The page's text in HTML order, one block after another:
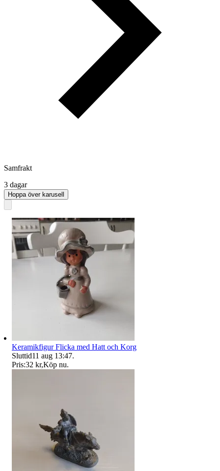
Samfrakt
3 dagar
Hoppa över karusell
Keramikfigur Flicka med Hatt och Korg
Sluttid11 aug 13:47.
Pris:32 kr,Köp nu.